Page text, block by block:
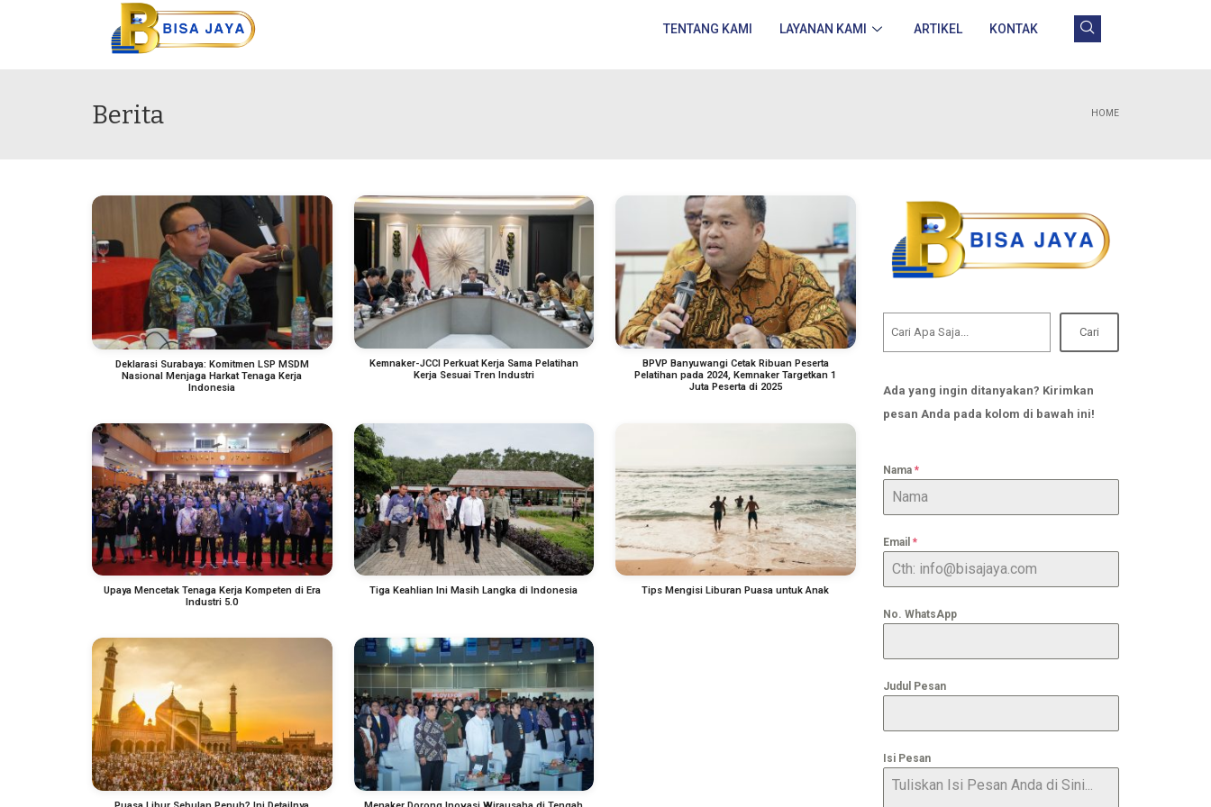
TENTANG KAMI LAYANAN KAMI ARTIKEL KONTAK
Berita HOME
Deklarasi Surabaya: Komitmen LSP MSDM
Nasional Menjaga Harkat Tenaga Kerja
Indonesia
Kemnaker-JCCI Perkuat Kerja Sama Pelatihan
Kerja Sesuai Tren Industri
BPVP Banyuwangi Cetak Ribuan Peserta
Pelatihan pada 2024, Kemnaker Targetkan 1
Juta Peserta di 2025
Upaya Mencetak Tenaga Kerja Kompeten di Era
Industri 5.0
Tiga Keahlian Ini Masih Langka di Indonesia Tips Mengisi Liburan Puasa untuk Anak
Cari
Ada yang ingin ditanyakan? Kirimkan
pesan Anda pada kolom di bawah ini!
Nama *
Email *
No. WhatsApp
Judul Pesan
Isi Pesan